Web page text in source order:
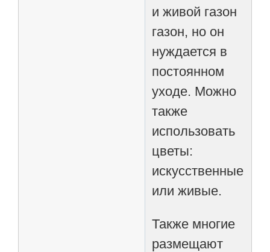
и живой газон
газон, но он
нуждается в
постоянном
уходе. Можно
также
использовать
цветы:
искусственные
или живые.
Также многие
размещают